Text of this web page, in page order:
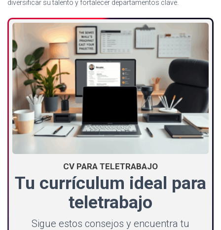
diversificar su talento y fortalecer departamentos clave.
CV PARA TELETRABAJO
Tu currículum ideal para
teletrabajo
Sigue estos consejos y encuentra tu